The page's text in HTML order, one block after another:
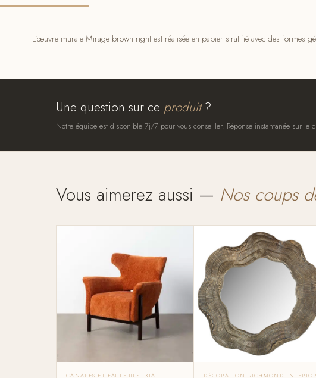
L’œuvre murale Mirage brown right est réalisée en papier stratifié avec des formes
Une question sur ce produit?
Notre équipe est disponible 7j/7 pour vous conseiller. Réponse instantanée sur le
Vous aimerez aussi — Nos coups
CANAPÉS ET FAUTEUILS IXIA DÉCORATION RICHMOND